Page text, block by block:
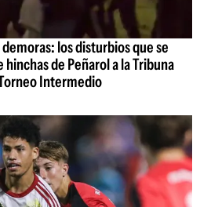
los disturbios que se
de Peñarol a la Tribuna
Intermedio